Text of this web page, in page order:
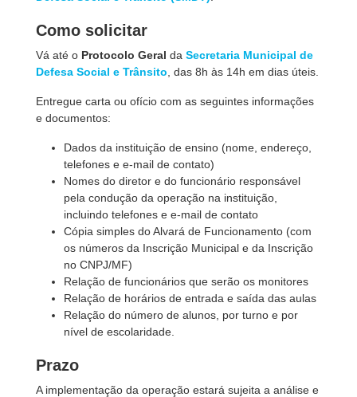
Como solicitar
Vá até o Protocolo Geral da Secretaria Municipal de
Defesa Social e Trânsito , das 8h às 14h em dias úteis.
Entregue carta ou ofício com as seguintes informações
e documentos:
Dados da instituição de ensino (nome, endereço,
telefones e e-mail de contato)
Nomes do diretor e do funcionário responsável
pela condução da operação na instituição,
incluindo telefones e e-mail de contato
Cópia simples do Alvará de Funcionamento (com
os números da Inscrição Municipal e da Inscrição
no CNPJ/MF)
Relação de funcionários que serão os monitores
Relação de horários de entrada e saída das aulas
Relação do número de alunos, por turno e por
nível de escolaridade.
Prazo
A implementação da operação estará sujeita a análise e